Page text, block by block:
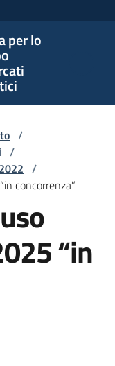
per lo
/
/
2022 /
concorrenza”
“in